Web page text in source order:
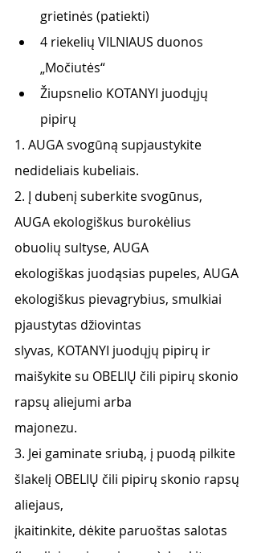
grietinės (patiekti)
4 riekelių VILNIAUS duonos
„Močiutės“
Žiupsnelio KOTANYI juodųjų
pipirų
1. AUGA svogūną supjaustykite
nedideliais kubeliais.
2. Į dubenį suberkite svogūnus,
AUGA ekologiškus burokėlius
obuolių sultyse, AUGA
ekologiškas juodąsias pupeles, AUGA
ekologiškus pievagrybius, smulkiai
pjaustytas džiovintas
slyvas, KOTANYI juodųjų pipirų ir
maišykite su OBELIŲ čili pipirų skonio
rapsų aliejumi arba
majonezu.
3. Jei gaminate sriubą, į puodą pilkite
šlakelį OBELIŲ čili pipirų skonio rapsų
aliejaus,
įkaitinkite, dėkite paruoštas salotas